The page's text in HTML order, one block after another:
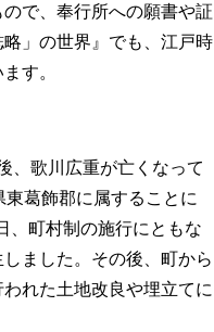
で、奉行所への願書や証
」の世界』でも、江戸時
す。
、歌川広重が亡くなって
葛飾郡に属することに
、町村制の施行にともな
ました。その後、町から
れた土地改良や埋立てに